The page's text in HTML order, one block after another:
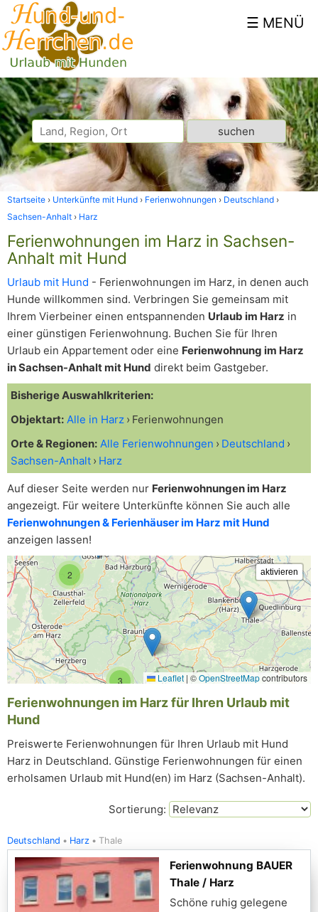
Startseite Unterkünfte mit Hund Ferienwohnungen
Deutschland
Sachsen-Anhalt
Harz
Ferienwohnungen im Harz in Sachsen-
Anhalt mit Hund
Urlaub mit Hund - Ferienwohnungen im Harz, in denen auch
Hunde willkommen sind. Verbringen Sie gemeinsam mit
Ihrem Vierbeiner einen entspannenden Urlaub im Harz in
einer günstigen Ferienwohnung. Buchen Sie für Ihren
Urlaub ein Appartement oder eine Ferienwohnung im Harz
in Sachsen-Anhalt mit Hund direkt beim Gastgeber.
Bisherige Auswahlkriterien:
Objektart: Alle in Harz
Ferienwohnungen
Orte & Regionen: Alle Ferienwohnungen
Deutschland
Sachsen-Anhalt
Harz
Auf dieser Seite werden nur Ferienwohnungen im Harz
angezeigt. Für weitere Unterkünfte können Sie auch alle
Ferienwohnungen & Ferienhäuser im Harz mit Hund
anzeigen lassen!
3
2
Leaflet | ©OpenStreetMapcontributors
Ferienwohnungen im Harz für Ihren Urlaub mit
Hund
Preiswerte Ferienwohnungen für Ihren Urlaub mit Hund
Harz in Deutschland. Günstige Ferienwohnungen für einen
erholsamen Urlaub mit Hund(en) im Harz (Sachsen-Anhalt).
Sortierung:
Deutschland Harz Thale
Ferienwohnung BAUER
Thale / Harz
Schöne ruhig gelegene